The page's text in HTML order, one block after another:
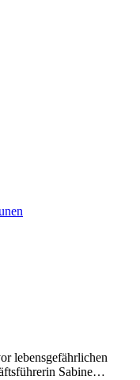
lebensgefährlichen
Sabine…